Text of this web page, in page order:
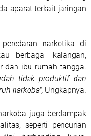
aparat terkait jaringan
narkotika di
berbagai kalangan,
dan ibu rumah tangga.
tidak produktif dan
narkoba", Ungkapnya.
juga berdampak
seperti pencurian